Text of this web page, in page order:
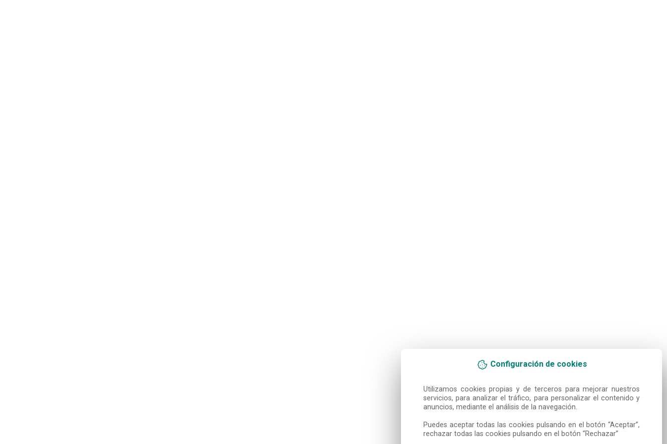
Configuración de cookies
Utilizamos cookies propias y de terceros para mejorar nuestros
servicios, para analizar el tráfico, para personalizar el contenido y
anuncios, mediante el análisis de la navegación.
Puedes aceptar todas las cookies pulsando en el botón “Aceptar”,
rechazar todas las cookies pulsando en el botón “Rechazar”